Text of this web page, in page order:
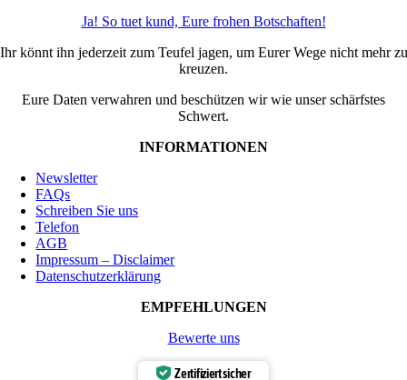
Ja! So tuet kund, Eure frohen Botschaften!
Ihr könnt ihn jederzeit zum Teufel jagen, um Eurer Wege nicht mehr zu
kreuzen.
Eure Daten verwahren und beschützen wir wie unser schärfstes
Schwert.
INFORMATIONEN
Newsletter
FAQs
Schreiben Sie uns
Telefon
AGB
Impressum – Disclaimer
Datenschutzerklärung
EMPFEHLUNGEN
Bewerte uns
Zertifiziert sicher